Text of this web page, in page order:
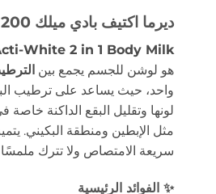
ديرما اكتيف بادي ميلك 200 مل
White 2 in 1 Body Milk
هو لوشن للجسم يجمع بين
واحد، حيث يساعد على ترطيب
لونها وتقليل البقع الداكنة
مثل الإبطين ومنطقة البكيني.
سريعة الامتصاص ولا تترك ملمسًا
✨ الفوائد الرئيسية